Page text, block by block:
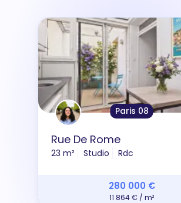
Paris 08
Rue De Rome
23 m² Studio Rdc
280 000 €
11 864 € / m²